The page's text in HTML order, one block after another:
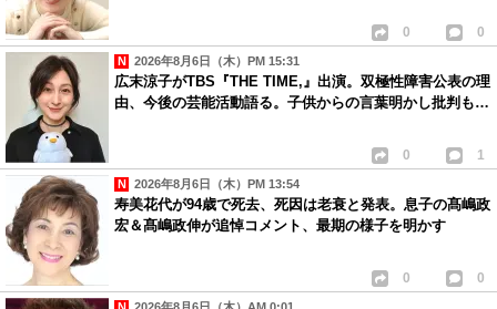
キスマイ、キスマイうるさいって。
デビューしてからの年数なんて関係ないから。
嵐もそんくらい待ったわ！
1 1
16 匿名 ( 2013年12月28日 1:00 PM )
関ジャニは面白いから、関ジャニに司会やって欲しい❤❤
山Pも好きだから、両方に司会やって欲しい❤❤
17 匿名 ( 2013年12月28日 2:37 PM )
0 0
2026年8月6日（木）PM 15:31
広末涼子がTBS『THE TIME,』出演。双極性障害公表の理
由、今後の芸能活動語る。子供からの言葉明かし批判も…
0 1
2026年8月6日（木）PM 13:54
寿美花代が94歳で死去、死因は老衰と発表。息子の髙嶋政
宏＆髙嶋政伸が追悼コメント、最期の様子を明かす
0 0